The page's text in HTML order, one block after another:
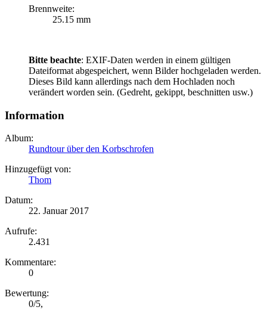
Brennweite:
25.15 mm
Bitte beachte: EXIF-Daten werden in einem gültigen
Dateiformat abgespeichert, wenn Bilder hochgeladen werden.
Dieses Bild kann allerdings nach dem Hochladen noch
verändert worden sein. (Gedreht, gekippt, beschnitten usw.)
Information
Album:
Rundtour über den Korbschrofen
Hinzugefügt von:
Thom
Datum:
22. Januar 2017
Aufrufe:
2.431
Kommentare:
0
Bewertung:
0/5,